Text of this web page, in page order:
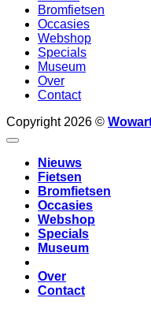
Bromfietsen
Occasies
Webshop
Specials
Museum
Over
Contact
Copyright 2026 ©
Nieuws
Fietsen
Bromfietsen
Occasies
Webshop
Specials
Museum
Over
Contact